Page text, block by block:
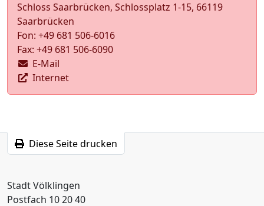
Schloss Saarbrücken, Schlossplatz 1-15, 66119
Saarbrücken
Fon: +49 681 506-6016
Fax: +49 681 506-6090
E-Mail
Internet
Diese Seite drucken
Stadt Völklingen
Postfach 10 20 40